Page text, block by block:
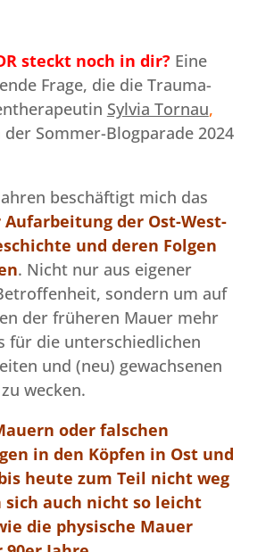
steckt noch in dir? Eine
Frage, die die Trauma-
Sylvia Tornau,
der Sommer-Blogparade 2024
beschäftigt mich das
Aufarbeitung der Ost-West-
und deren Folgen
. Nicht nur aus eigener
sondern um auf
der früheren Mauer mehr
für die unterschiedlichen
und (neu) gewachsenen
wecken.
oder falschen
in den Köpfen in Ost und
heute zum Teil nicht weg
sich auch nicht so leicht
die physische Mauer